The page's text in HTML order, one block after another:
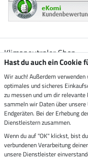
Klimaneutraler Shop
Zustellung durch
Sicher bezahlen mit
Hast du auch ein Cookie
Wir auch! Außerdem
optimales und sicheres
zu messen und um dir
sammeln wir Daten über
Endgeräten. Bei der Erhebung
Dienstleistern zusammen.
Wenn du auf "OK" klickst, bist
verbundenen Verarbeitung
unsere Dienstleister